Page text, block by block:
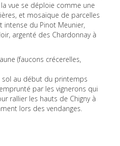
vue se déploie comme une
et mosaïque de parcelles
intense du Pinot Meunier,
argenté des Chardonnay à
(faucons crécerelles,
sol au début du printemps
par les vignerons qui
rallier les hauts de Chigny à
lors des vendanges.